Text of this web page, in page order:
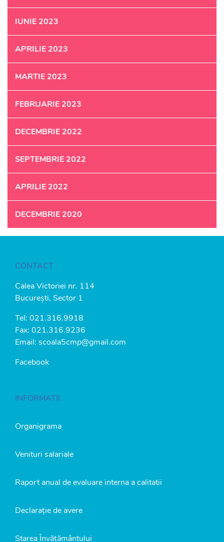
IUNIE 2023
APRILIE 2023
MARTIE 2023
FEBRUARIE 2023
DECEMBRIE 2022
SEPTEMBRIE 2022
APRILIE 2022
DECEMBRIE 2020
CONTACT
Calea Victoriei nr. 114
București, Sector 1
Tel: 021.316.9918
Fax: 021.316.9236
Email: scoala5cmp@gmail.com
Facebook
INFORMATII
Organigrama
Venituri salariale
Raport anual de evaluare interna a calitatii
Declarație de avere
Starea Învățământului